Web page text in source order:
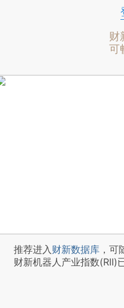
财
可
推荐进入财新数据库 ，
财新机器人产业指数(RII)已